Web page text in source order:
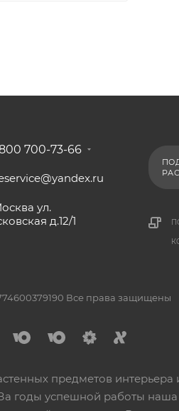
700-73-66
ул.
д.12/1
Все права защищены
предметов
годы успешной работы